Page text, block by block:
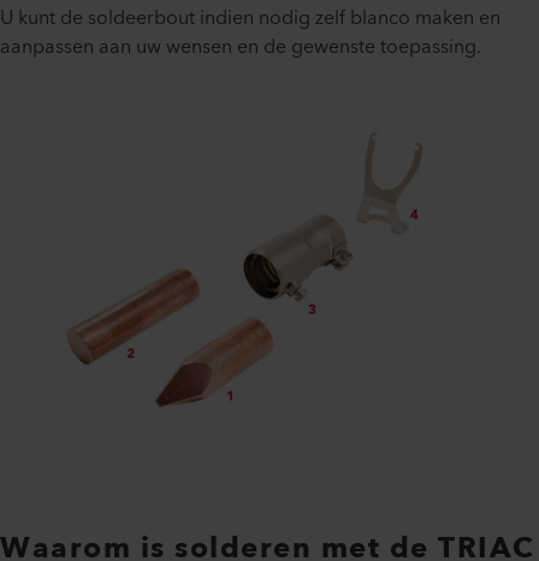
U kunt de soldeerbout indien nodig zelf blanco maken en
aanpassen aan uw wensen en de gewenste toepassing.
Waarom is solderen met de TRIAC